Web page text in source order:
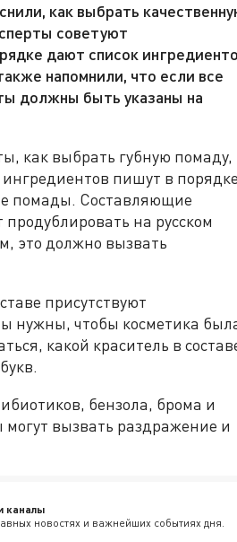
как выбрать
советуют
дают список
напомнили, что если все
должны быть указаны на
как выбрать губную помаду,
пишут в порядке
помады. Составляющие
на русском
это должно вызвать
присутствуют
нужны, чтобы косметика
какой краситель в
бензола, брома и
вызвать раздражение и
каналы
новостях и важнейших событиях дня.